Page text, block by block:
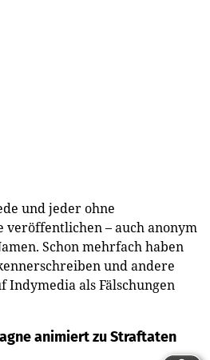
und jeder ohne
veröffentlichen – auch anonym
Schon mehrfach haben
und andere
Indymedia als Fälschungen
animiert zu Straftaten